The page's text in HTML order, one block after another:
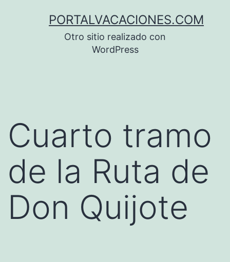
PORTALVACACIONES.COM
Otro sitio realizado con
WordPress
Cuarto tramo
de la Ruta de
Don Quijote